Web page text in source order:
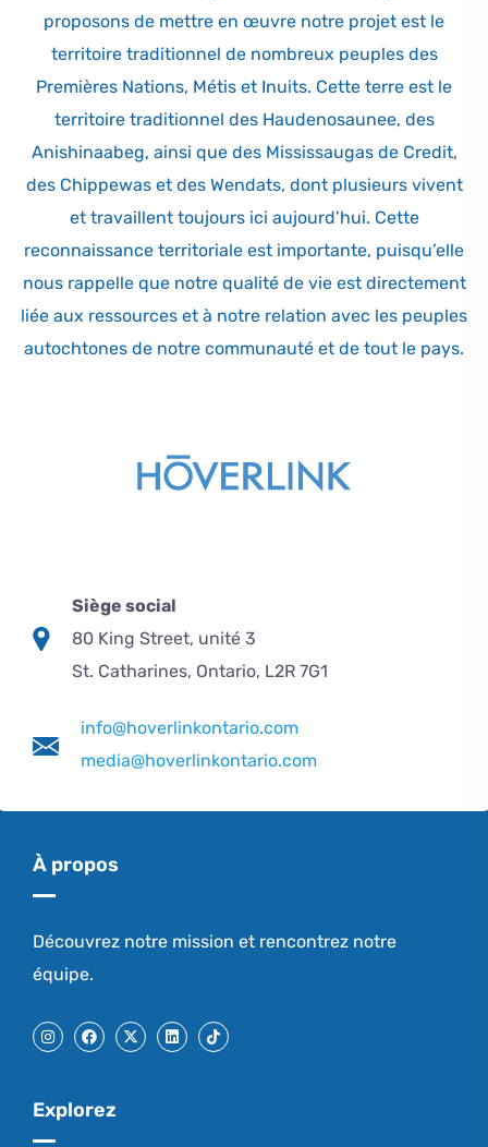
proposons de mettre en œuvre notre projet est le
territoire traditionnel de nombreux peuples des
Premières Nations, Métis et Inuits. Cette terre est le
territoire traditionnel des Haudenosaunee, des
Anishinaabeg, ainsi que des Mississaugas de Credit,
des Chippewas et des Wendats, dont plusieurs vivent
et travaillent toujours ici aujourd’hui. Cette
reconnaissance territoriale est importante, puisqu’elle
nous rappelle que notre qualité de vie est directement
liée aux ressources et à notre relation avec les peuples
autochtones de notre communauté et de tout le pays.
Siège social
80 King Street, unité 3
St. Catharines, Ontario, L2R 7G1
info@hoverlinkontario.com
media@hoverlinkontario.com
À propos
Découvrez notre mission et rencontrez notre
équipe.
Explorez